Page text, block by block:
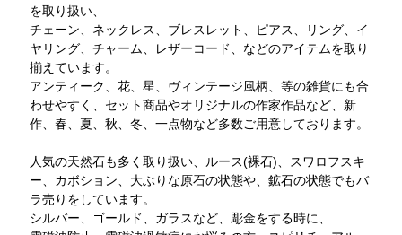
を取り扱い、
チェーン、ネックレス、ブレスレット、ピアス、リング、イ
ヤリング、チャーム、レザーコード、などのアイテムを取り
揃えています。
アンティーク、花、星、ヴィンテージ風柄、等の雑貨にも合
わせやすく、セット商品やオリジナルの作家作品など、新
作、春、夏、秋、冬、一点物など多数ご用意しております。
人気の天然石も多く取り扱い、ルース(裸石)、スワロフスキ
ー、カボション、大ぶりな原石の状態や、鉱石の状態でもバ
ラ売りをしています。
シルバー、ゴールド、ガラスなど、彫金をする時に、